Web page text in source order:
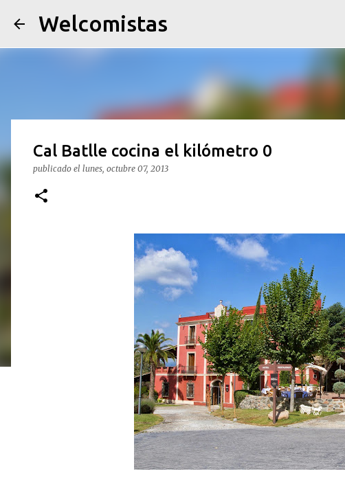
Welcomistas
Cal Batlle cocina el kilómetro 0
publicado el lunes, octubre 07, 2013